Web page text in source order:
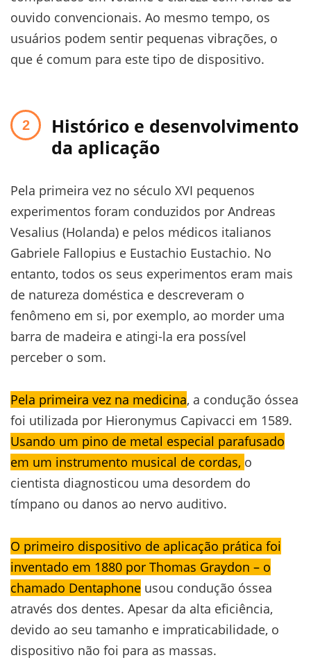
ouvido convencionais. Ao mesmo tempo, os
usuários podem sentir pequenas vibrações, o
que é comum para este tipo de dispositivo.
Histórico e desenvolvimento
da aplicação
Pela primeira vez no século XVI pequenos
experimentos foram conduzidos por Andreas
Vesalius (Holanda) e pelos médicos italianos
Gabriele Fallopius e Eustachio Eustachio. No
entanto, todos os seus experimentos eram mais
de natureza doméstica e descreveram o
fenômeno em si, por exemplo, ao morder uma
barra de madeira e atingi-la era possível
perceber o som.
Pela primeira vez na medicina, a condução óssea
foi utilizada por Hieronymus Capivacci em 1589.
Usando um pino de metal especial parafusado
em um instrumento musical de cordas, o
cientista diagnosticou uma desordem do
tímpano ou danos ao nervo auditivo.
O primeiro dispositivo de aplicação prática foi
inventado em 1880 por Thomas Graydon – o
chamado Dentaphone usou condução óssea
através dos dentes. Apesar da alta eficiência,
devido ao seu tamanho e impraticabilidade, o
dispositivo não foi para as massas.